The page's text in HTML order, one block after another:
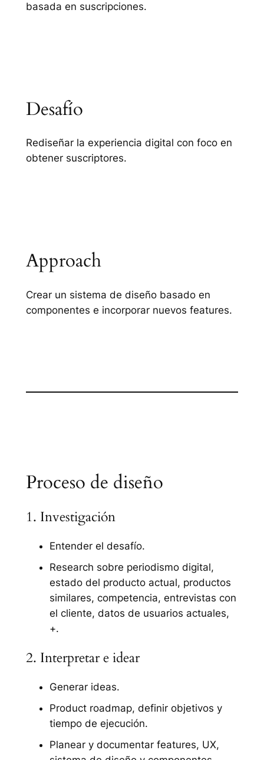
basada en suscripciones.
Desafío
Rediseñar la experiencia digital con foco en
obtener suscriptores.
Approach
Crear un sistema de diseño basado en
componentes e incorporar nuevos features.
Proceso de diseño
1. Investigación
Entender el desafío.
Research sobre periodismo digital,
estado del producto actual, productos
similares, competencia, entrevistas con
el cliente, datos de usuarios actuales,
+.
2. Interpretar e idear
Generar ideas.
Product roadmap, definir objetivos y
tiempo de ejecución.
Planear y documentar features, UX,